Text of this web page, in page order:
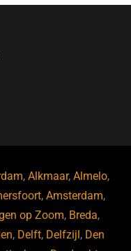
,Alkmaar,Almelo,
,Amsterdam,
op Zoom, Breda,
, Delft, Delfzijl, Den